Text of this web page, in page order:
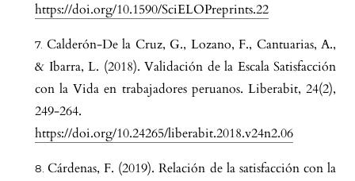
https://doi.org/10.1590/SciELOPreprints.22
Calderón-De la Cruz, G., Lozano, F., Cantuarias, A.,
& Ibarra, L. (2018). Validación de la Escala Satisfacción
con la Vida en trabajadores peruanos. Liberabit, 24(2),
249-264.
https://doi.org/10.24265/liberabit.2018.v24n2.06
Cárdenas, F. (2019). Relación de la satisfacción con la